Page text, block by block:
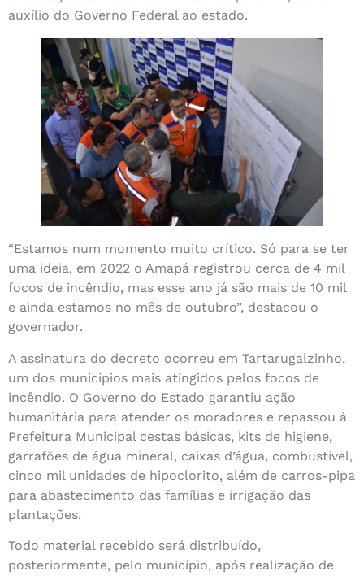
auxílio do Governo Federal ao estado.
“Estamos num momento muito crítico. Só para se ter
uma ideia, em 2022 o Amapá registrou cerca de 4 mil
focos de incêndio, mas esse ano já são mais de 10 mil
e ainda estamos no mês de outubro”, destacou o
governador.
A assinatura do decreto ocorreu em Tartarugalzinho,
um dos municípios mais atingidos pelos focos de
incêndio. O Governo do Estado garantiu ação
humanitária para atender os moradores e repassou à
Prefeitura Municipal cestas básicas, kits de higiene,
garrafões de água mineral, caixas d’água, combustível,
cinco mil unidades de hipoclorito, além de carros-pipa
para abastecimento das famílias e irrigação das
plantações.
Todo material recebido será distribuído,
posteriormente, pelo município, após realização de